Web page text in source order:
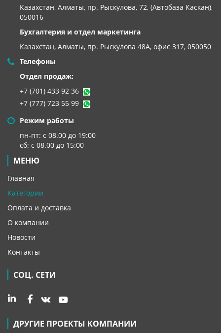
Казахстан, Алматы, пр. Рыскулова, 72, (Автобаза Каскан),
050016
Бухгалтерия и отдел маркетинга
Казахстан, Алматы, пр. Рыскулова 48А, офис 317, 050050
Телефоны
Отдел продаж:
+7 (701) 433 92 36
+7 (777) 723 55 99
Режим работы
пн-пт: с 08.00 до 19:00
сб: с 08.00 до 15:00
МЕНЮ
Главная
Категории
Оплата и доставка
О компании
Новости
Контакты
СОЦ. СЕТИ
ДРУГИЕ ПРОЕКТЫ КОМПАНИИ